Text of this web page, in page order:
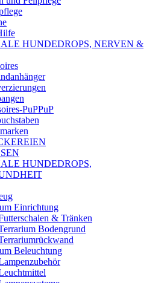
HUNDEDROPS, NERVEN &
PuPPuP
HUNDEDROPS,
Einrichtung
& Tränken
Bodengrund
Beleuchtung